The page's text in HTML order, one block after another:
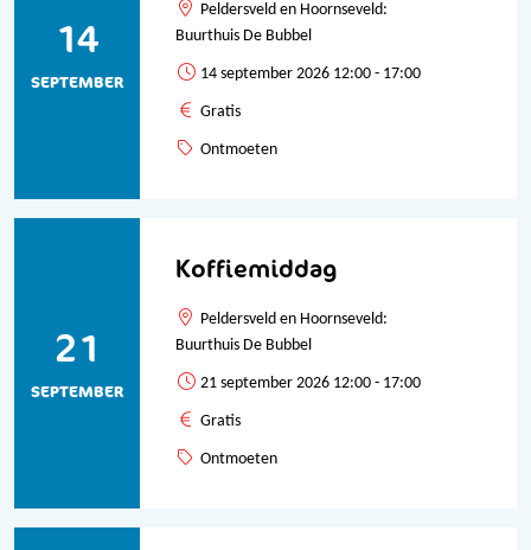
14
SEPTEMBER
Peldersveld en Hoornseveld:
Buurthuis De Bubbel
14 september 2026 12:00 - 17:00
Gratis
Ontmoeten
Koffiemiddag
21
SEPTEMBER
Peldersveld en Hoornseveld:
Buurthuis De Bubbel
21 september 2026 12:00 - 17:00
Gratis
Ontmoeten